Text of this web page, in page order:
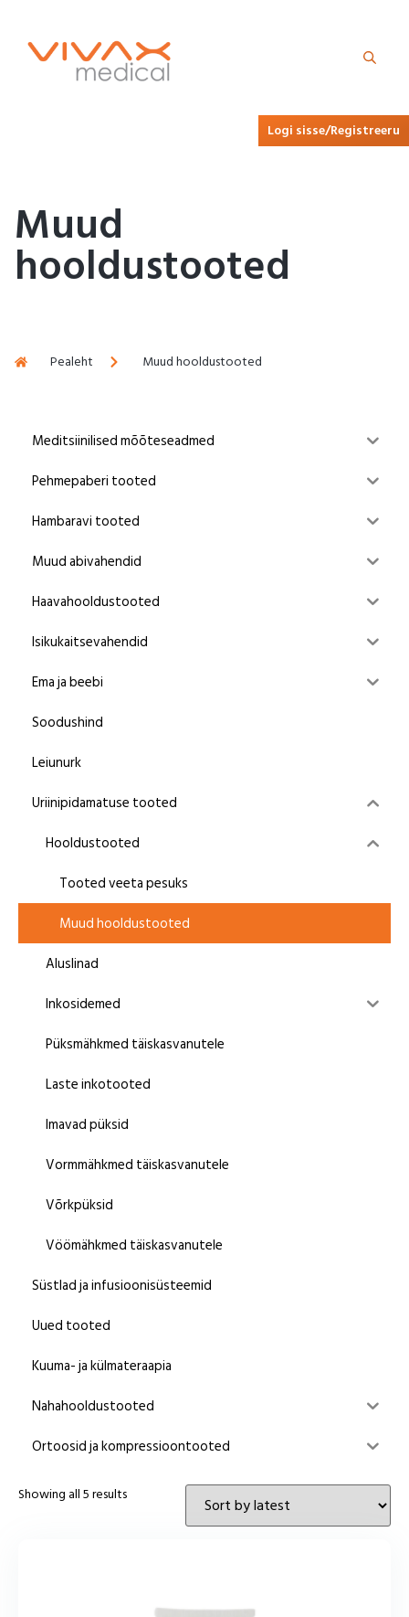
Logi sisse/Registreeru
Muud
hooldustooted
Pealeht Muud hooldustooted
Meditsiinilised mõõteseadmed
Pehmepaberi tooted
Hambaravi tooted
Muud abivahendid
Haavahooldustooted
Isikukaitsevahendid
Ema ja beebi
Soodushind
Leiunurk
Uriinipidamatuse tooted
Hooldustooted
Tooted veeta pesuks
Muud hooldustooted
Aluslinad
Inkosidemed
Püksmähkmed täiskasvanutele
Laste inkotooted
Imavad püksid
Vormmähkmed täiskasvanutele
Võrkpüksid
Vöömähkmed täiskasvanutele
Süstlad ja infusioonisüsteemid
Uued tooted
Kuuma- ja külmateraapia
Nahahooldustooted
Ortoosid ja kompressioontooted
Showing all 5 results